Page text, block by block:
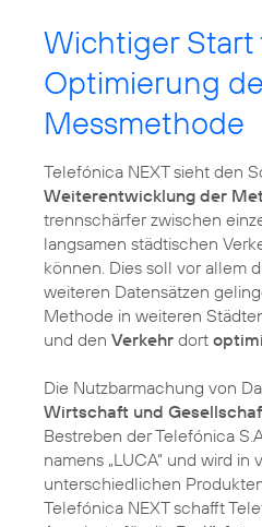
Wichtiger Start
Optimierung
Messmethode
Telefónica NEXT sieht den
Weiterentwicklung der
trennschärfer zwischen
langsamen städtischen
können. Dies soll vor allem
weiteren Datensätzen
Methode in weiteren
und den Verkehr dort
Die Nutzbarmachung von
Wirtschaft und
Bestreben der Telefónica
namens „LUCA“ und wird
unterschiedlichen
Telefónica NEXT schafft